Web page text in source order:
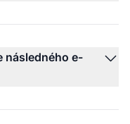
následného e-